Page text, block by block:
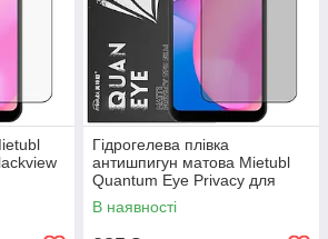
Гідрогелева плівка
антишпигун матова Mietubl
Quantum Eye Privacy для
Blackview Oscal C20
В наявності